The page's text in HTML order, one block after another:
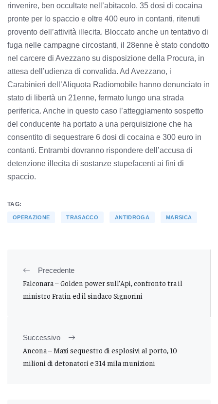
rinvenire, ben occultate nell’abitacolo, 35 dosi di cocaina
pronte per lo spaccio e oltre 400 euro in contanti, ritenuti
provento dell’attività illecita. Bloccato anche un tentativo di
fuga nelle campagne circostanti, il 28enne è stato condotto
nel carcere di Avezzano su disposizione della Procura, in
attesa dell’udienza di convalida. Ad Avezzano, i
Carabinieri dell’Aliquota Radiomobile hanno denunciato in
stato di libertà un 21enne, fermato lungo una strada
periferica. Anche in questo caso l’atteggiamento sospetto
del conducente ha portato a una perquisizione che ha
consentito di sequestrare 6 dosi di cocaina e 300 euro in
contanti. Entrambi dovranno rispondere dell’accusa di
detenzione illecita di sostanze stupefacenti ai fini di
spaccio.
TAG:
OPERAZIONE TRASACCO ANTIDROGA MARSICA
Precedente
Falconara – Golden power sull’Api, confronto tra il
ministro Fratin ed il sindaco Signorini
Successivo
Ancona – Maxi sequestro di esplosivi al porto, 10
milioni di detonatori e 314 mila munizioni